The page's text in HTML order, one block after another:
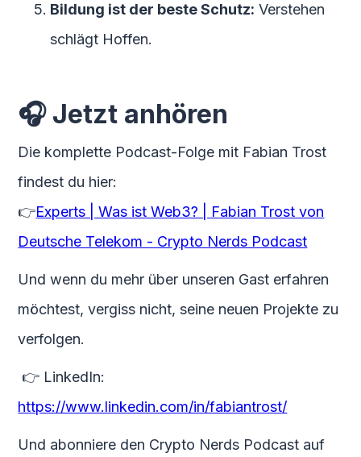
Bildung ist der beste Schutz: Verstehen
schlägt Hoffen.
🎧 Jetzt anhören
Die komplette Podcast-Folge mit Fabian Trost
findest du hier:
👉Experts | Was ist Web3? | Fabian Trost von
Deutsche Telekom - Crypto Nerds Podcast
Und wenn du mehr über unseren Gast erfahren
möchtest, vergiss nicht, seine neuen Projekte zu
verfolgen.
👉 LinkedIn:
https://www.linkedin.com/in/fabiantrost/
Und abonniere den Crypto Nerds Podcast auf